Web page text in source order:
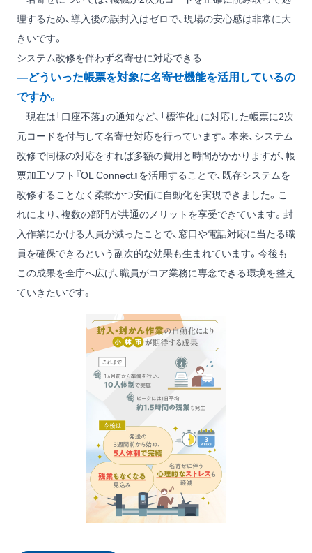
理するため、導入後の誤封入はゼロで、現場の安心感は非常に大
きいです。
システム改修を伴わず名寄せに対応できる
―どういった帳票を対象に名寄せ機能を活用しているの
ですか。
現在は「口座不落」の通知など、「標準化」に対応した帳票に2次
元コードを付与して名寄せ対応を行っています。本来、システム
改修で同様の対応をすれば多額の費用と時間がかかりますが、帳
票加工ソフト『OL Connect』を活用することで、既存システムを
改修することなく柔軟かつ安価に自動化を実現できました。こ
れにより、複数の部門が共通のメリットを享受できています。封
入作業にかける人員が減ったことで、窓口や電話対応に当たる職
員を確保できるという副次的な効果も生まれています。今後も
この成果を全庁へ広げ、職員がコア業務に専念できる環境を整え
ていきたいです。